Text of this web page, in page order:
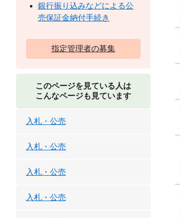
銀行振り込みなどによる公
売保証金納付手続き
指定管理者の募集
このページを見ている人は
こんなページも見ています
入札・公売
入札・公売
入札・公売
入札・公売